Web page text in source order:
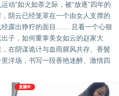
动”如火如荼之际，被“放逐”四年的
阴云已经笼罩在一个由女人支撑的
经露出狰狞的面目…… 且看一个心狠
子，如何重掌美女如云的赵家大
在阴谋诡计与血雨腥风共存、香鬓
洋场，书写一段香艳迷醉、激情四